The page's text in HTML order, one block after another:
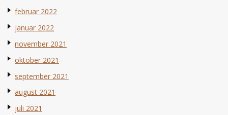
februar 2022
januar 2022
november 2021
oktober 2021
september 2021
august 2021
juli 2021